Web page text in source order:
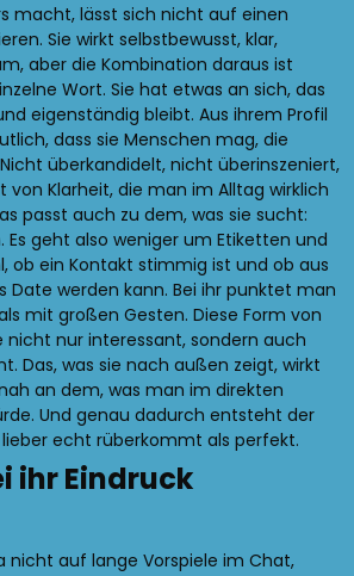
macht, lässt sich nicht auf einen
Sie wirkt selbstbewusst, klar,
aber die Kombination daraus ist
Wort. Sie hat etwas an sich, das
eigenständig bleibt. Aus ihrem Profil
dass sie Menschen mag, die
überkandidelt, nicht überinszeniert,
von Klarheit, die man im Alltag wirklich
passt auch zu dem, was sie sucht:
geht also weniger um Etiketten und
ob ein Kontakt stimmig ist und ob aus
Date werden kann. Bei ihr punktet man
mit großen Gesten. Diese Form von
nur interessant, sondern auch
Das, was sie nach außen zeigt, wirkt
an dem, was man im direkten
Und genau dadurch entsteht der
lieber echt rüberkommt als perfekt.
ihr Eindruck
nicht auf lange Vorspiele im Chat,